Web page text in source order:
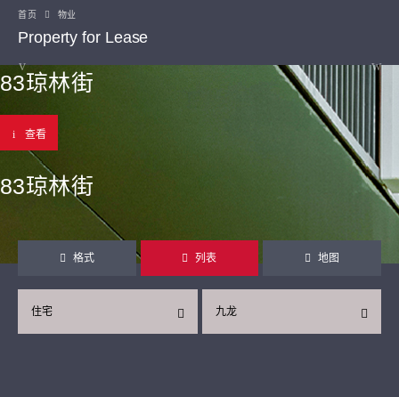
首页 物业
Property for Lease
83琼林街
查看
83琼林街
格式 列表 地图
九龙
住宅